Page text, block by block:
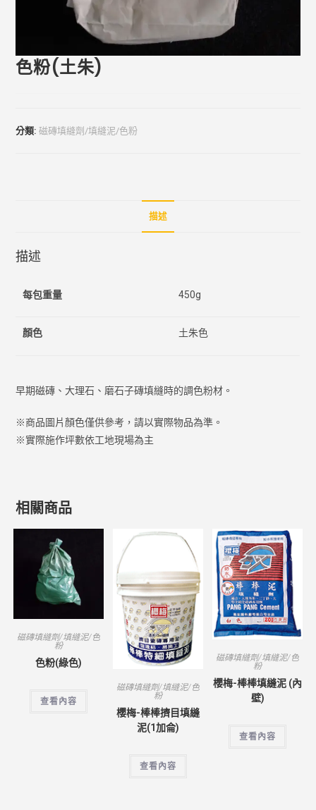
色粉(土朱)
分類:磁磚填縫劑/填縫泥/色粉
描述
描述
每包重量 450g
顏色 土朱色
早期磁磚、大理石、磨石子磚填縫時的調色粉材。
※商品圖片顏色僅供參考，請以實際物品為準。
※實際施作坪數依工地現場為主
相關商品
磁磚填縫劑/填縫泥/色
粉
色粉(綠色)
查看內容
磁磚填縫劑/填縫泥/色
粉
櫻梅-棒棒擠目填縫
泥(1加侖)
查看內容
磁磚填縫劑/填縫泥/色
粉
櫻梅-棒棒填縫泥 (內
壁)
查看內容